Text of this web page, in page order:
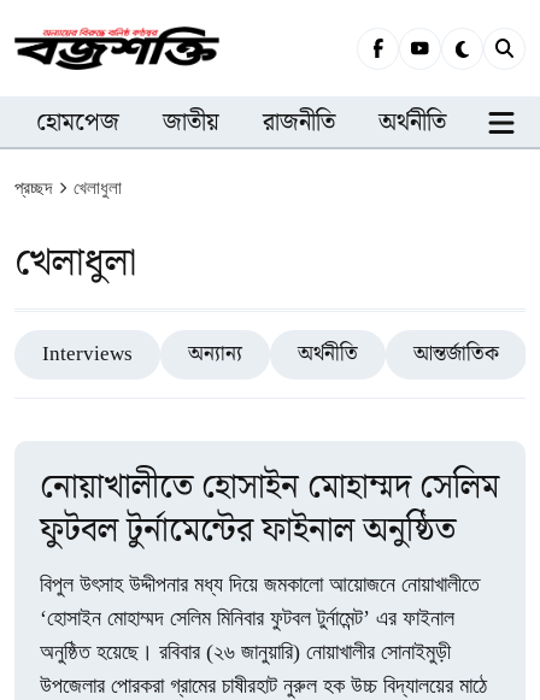
হোমপেজ জাতীয় রাজনীতি অর্থনীতি
প্রচ্ছদ খেলাধুলা
খেলাধুলা
Interviews অন্যান্য অর্থনীতি আন্তর্জাতিক
নোয়াখালীতে হোসাইন মোহাম্মদ সেলিম
ফুটবল টুর্নামেন্টের ফাইনাল অনুষ্ঠিত
বিপুল উৎসাহ উদ্দীপনার মধ্য দিয়ে জমকালো আয়োজনে নোয়াখালীতে
‘হোসাইন মোহাম্মদ সেলিম মিনিবার ফুটবল টুর্নামেন্ট’ এর ফাইনাল
অনুষ্ঠিত হয়েছে। রবিবার (২৬ জানুয়ারি) নোয়াখালীর সোনাইমুড়ী
উপজেলার পোরকরা গ্রামের চাষীরহাট নুরুল হক উচ্চ বিদ্যালয়ের মাঠে